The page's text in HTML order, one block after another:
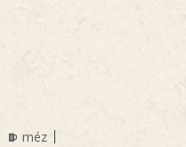
méz